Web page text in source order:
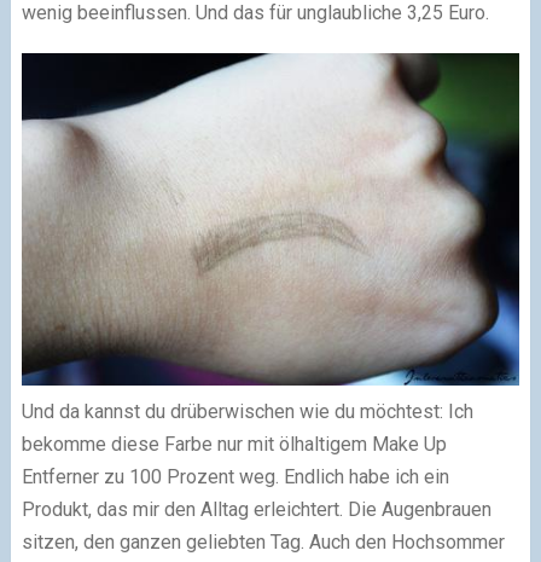
wenig beeinflussen. Und das für unglaubliche 3,25 Euro.
Und da kannst du drüberwischen wie du möchtest: Ich
bekomme diese Farbe nur mit ölhaltigem Make Up
Entferner zu 100 Prozent weg. Endlich habe ich ein
Produkt, das mir den Alltag erleichtert. Die Augenbrauen
sitzen, den ganzen geliebten Tag. Auch den Hochsommer